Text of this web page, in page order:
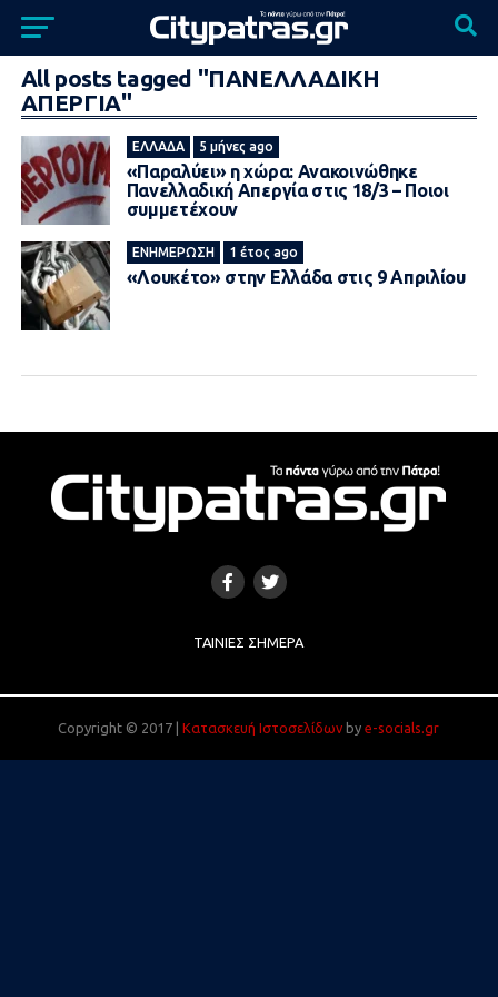
All posts tagged "ΠΑΝΕΛΛΑΔΙΚΗ
ΑΠΕΡΓΙΑ"
ΕΛΛΆΔΑ 5 μήνες ago
«Παραλύει» η χώρα: Ανακοινώθηκε
Πανελλαδική Απεργία στις 18/3 – Ποιοι
συμμετέχουν
ΕΝΗΜΈΡΩΣΗ 1 έτος ago
«Λουκέτο» στην Ελλάδα στις 9 Απριλίου
ΤΑΙΝΊΕΣ ΣΉΜΕΡΑ
Copyright © 2017 |Κατασκευή Ιστοσελίδων bye-socials.gr